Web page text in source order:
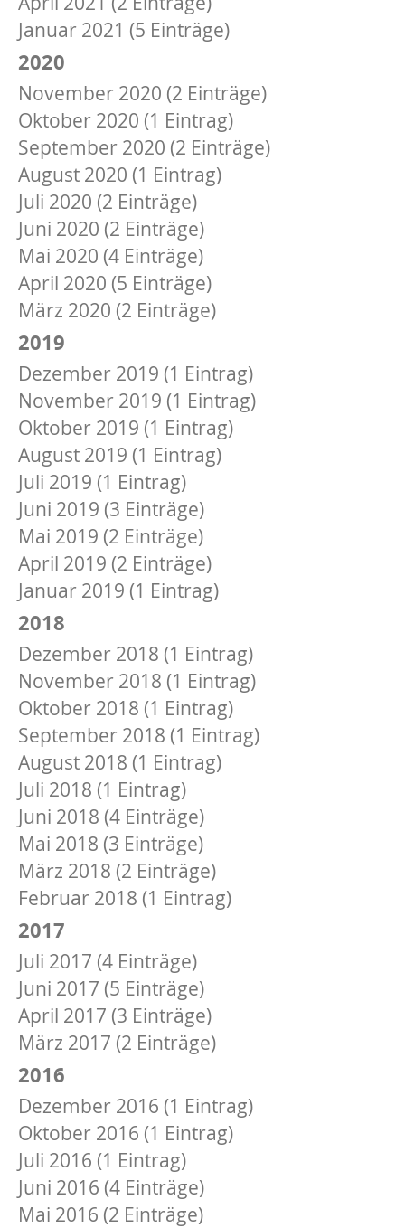
Januar 2021 (5 Einträge)
2020
November 2020 (2 Einträge)
Oktober 2020 (1 Eintrag)
September 2020 (2 Einträge)
August 2020 (1 Eintrag)
Juli 2020 (2 Einträge)
Juni 2020 (2 Einträge)
Mai 2020 (4 Einträge)
April 2020 (5 Einträge)
März 2020 (2 Einträge)
2019
Dezember 2019 (1 Eintrag)
November 2019 (1 Eintrag)
Oktober 2019 (1 Eintrag)
August 2019 (1 Eintrag)
Juli 2019 (1 Eintrag)
Juni 2019 (3 Einträge)
Mai 2019 (2 Einträge)
April 2019 (2 Einträge)
Januar 2019 (1 Eintrag)
2018
Dezember 2018 (1 Eintrag)
November 2018 (1 Eintrag)
Oktober 2018 (1 Eintrag)
September 2018 (1 Eintrag)
August 2018 (1 Eintrag)
Juli 2018 (1 Eintrag)
Juni 2018 (4 Einträge)
Mai 2018 (3 Einträge)
März 2018 (2 Einträge)
Februar 2018 (1 Eintrag)
2017
Juli 2017 (4 Einträge)
Juni 2017 (5 Einträge)
April 2017 (3 Einträge)
März 2017 (2 Einträge)
2016
Dezember 2016 (1 Eintrag)
Oktober 2016 (1 Eintrag)
Juli 2016 (1 Eintrag)
Juni 2016 (4 Einträge)
Mai 2016 (2 Einträge)